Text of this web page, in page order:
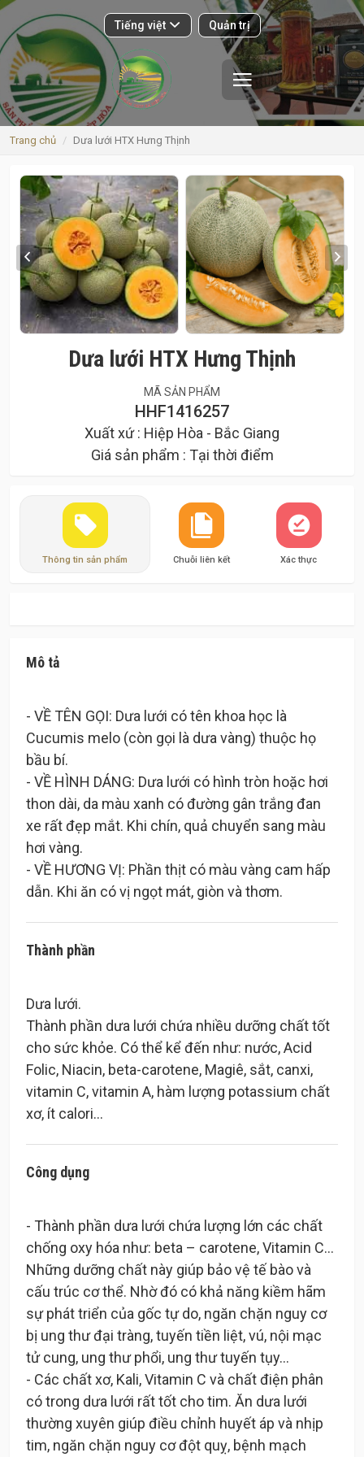
Tiếng việt Quản trị
Giới thiệu
Nhà xưởng
Vật tư
Vùng sản xuất
Trại giống
Nhật ký
Bảng tin
Trang chủ Dưa lưới HTX Hưng Thịnh
Dưa lưới HTX Hưng Thịnh
MÃ SẢN PHẨM
HHF1416257
Xuất xứ : Hiệp Hòa - Bắc Giang
Giá sản phẩm : Tại thời điểm
Thông tin sản phẩm Chuỗi liên kết Xác thực
Mô tả
- VỀ TÊN GỌI: Dưa lưới có tên khoa học là
Cucumis melo (còn gọi là dưa vàng) thuộc họ
bầu bí.
- VỀ HÌNH DÁNG: Dưa lưới có hình tròn hoặc hơi
thon dài, da màu xanh có đường gân trắng đan
xe rất đẹp mắt. Khi chín, quả chuyển sang màu
hơi vàng.
- VỀ HƯƠNG VỊ: Phần thịt có màu vàng cam hấp
Thành phần
Dưa lưới.
Thành phần dưa lưới chứa nhiều dưỡng chất tốt
cho sức khỏe. Có thể kể đến như: nước, Acid
Folic, Niacin, beta-carotene, Magiê, sắt, canxi,
vitamin C, vitamin A, hàm lượng potassium chất
Công dụng
- Thành phần dưa lưới chứa lượng lớn các chất
chống oxy hóa như: beta – carotene, Vitamin C…
Những dưỡng chất này giúp bảo vệ tế bào và
cấu trúc cơ thể. Nhờ đó có khả năng kiềm hãm
sự phát triển của gốc tự do, ngăn chặn nguy cơ
bị ung thư đại tràng, tuyến tiền liệt, vú, nội mạc
tử cung, ung thư phổi, ung thư tuyến tụy…
- Các chất xơ, Kali, Vitamin C và chất điện phân
có trong dưa lưới rất tốt cho tim. Ăn dưa lưới
thường xuyên giúp điều chỉnh huyết áp và nhịp
tim, ngăn chặn nguy cơ đột quỵ, bệnh mạch